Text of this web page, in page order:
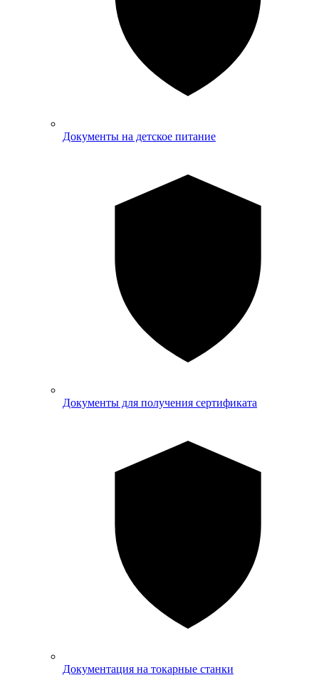
Документы на детское питание
Документы для получения сертификата
Документация на токарные станки